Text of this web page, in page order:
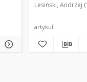
rok akademicki
Lesiński, Andrzej
artykuł